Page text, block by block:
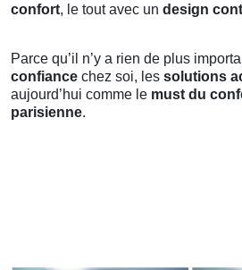
confort, le tout avec un design
Parce qu’il n’y a rien de plus
confiance chez soi, les solutions
aujourd’hui comme le must du
parisienne.